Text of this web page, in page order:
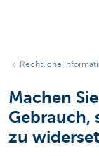
Rechtliche
Machen
Gebrauch,
zu